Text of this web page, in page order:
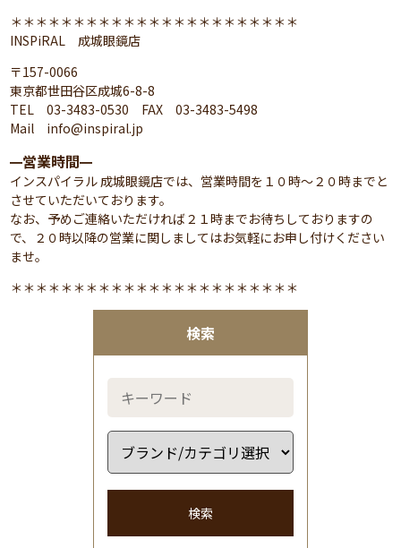
検索
検索
＊＊＊＊＊＊＊＊＊＊＊＊＊＊＊＊＊＊＊＊＊＊＊
INSPiRAL 成城眼鏡店
〒157-0066
東京都世田谷区成城6-8-8
TEL 03-3483-0530 FAX 03-3483-5498
Mail info@inspiral.jp
━営業時間━
インスパイラル 成城眼鏡店では、営業時間を１０時～２０時までと
させていただいております。
なお、予めご連絡いただければ２１時までお待ちしておりますの
で、２０時以降の営業に関しましてはお気軽にお申し付けください
ませ。
＊＊＊＊＊＊＊＊＊＊＊＊＊＊＊＊＊＊＊＊＊＊＊